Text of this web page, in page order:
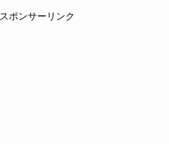
スポンサーリンク